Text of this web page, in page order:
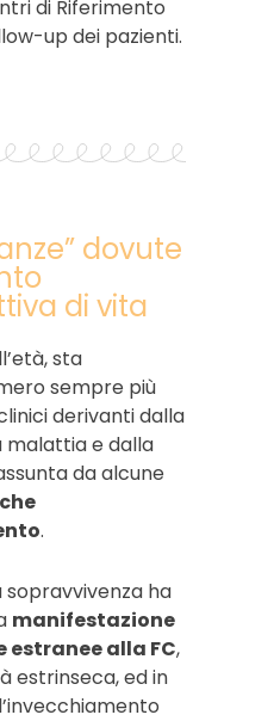
di Riferimento
up dei pazienti.
dovute
di vita
sta
sempre più
derivanti dalla
malattia e dalla
da alcune
.
sopravvivenza ha
manifestazione
alla FC,
estrinseca, ed in